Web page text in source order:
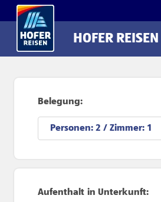
Direkt zum Hauptinhalt
HOFER REISEN
Belegung:
Personen: / Zimmer:
Aufenthalt in Unterkunft: